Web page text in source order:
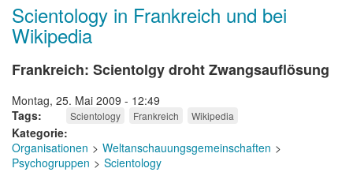
Scientology in Frankreich und bei
Wikipedia
Frankreich: Scientolgy droht Zwangsauflösung
Montag, 25. Mai 2009 - 12:49
Tags
Scientology Frankreich Wikipedia
Kategorie
Organisationen
Weltanschauungsgemeinschaften
Psychogruppen
Scientology